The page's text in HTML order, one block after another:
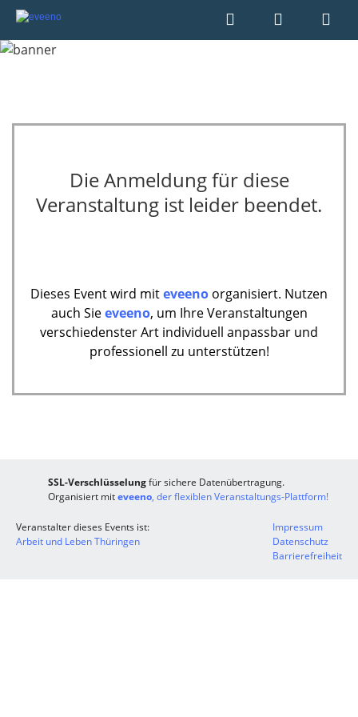
Die Anmeldung für diese
Veranstaltung ist leider beendet.
Dieses Event wird miteveeno organisiert. Nutzen
auch Sieeveeno, um Ihre Veranstaltungen
verschiedenster Art individuell anpassbar und
professionell zu unterstützen!
SSL-Verschlüsselungfür sichere Datenübertragung.
Organisiert miteveeno, der flexiblen Veranstaltungs-Plattform!
Veranstalter dieses Events ist:
Arbeit und Leben Thüringen
Impressum
Datenschutz
Barrierefreiheit